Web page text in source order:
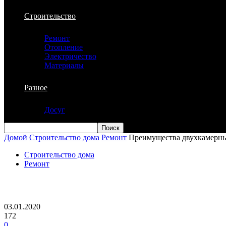
Строительство
Ремонт
Отопление
Электричество
Материалы
Разное
Досуг
Домой Строительство дома Ремонт Преимущества
Строительство дома
Ремонт
03.01.2020
172